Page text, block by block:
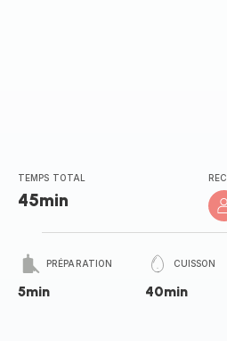
TEMPS TOTAL
45min
PRÉPARATION
5min
CUISSON
40min